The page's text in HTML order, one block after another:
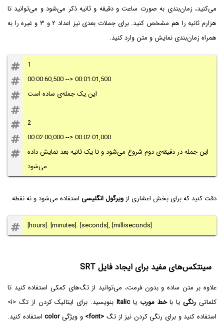
می‌کنید، زمان‌بندی به صورت ساعت و دقیقه و ثانیه ذکر می‌شود و می‌توانید تا
هزارم ثانیه را هم مشخص کنید. برای جملات بعدی نیز اعداد ۲ و ۳ و غیره را به
همراه زمان‌بندی نمایش و متن وارد کنید.
1
00:00:60,500 --> 00:01:01,500
این یک جمله‌ی ساده است
2
00:02:00,000 --> 00:02:01,000
این جمله در دقیقه‌ی دوم شروع می‌شود و تا یک ثانیه بعد نمایش داده
می‌شود
دقت کنید که برای بخش اعشاری از ویرگول انگلیسی استفاده می‌شود و نه نقطه.
[hours]: [minutes]: [seconds], [milliseconds]
سینتکس‌های مفید برای ایجاد فایل SRT
علاوه بر متن ساده و بدون فرمت، می‌توانید از تگ‌های کمکی استفاده کنید تا
کلماتی رنگییا باخط مورب یاItalic
بنویسید. برای ایتالیک کردن از تگ <i>
استفاده کنید و برای رنگی کردن نیز از تگ <font> و ویژگیcolorاستفاده کنید.